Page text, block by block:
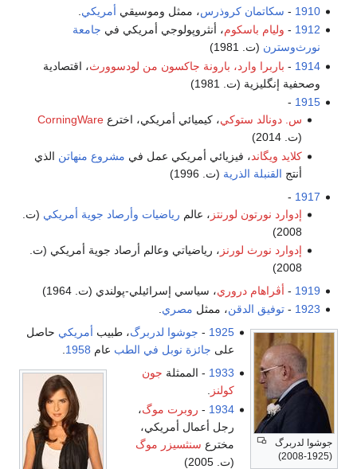
1910
- سكاتمان كروذرس، ممثل وموسيقي أمريكي
1912
- وليام باسكوم، أنثروپولوجي أمريكي في جامعة
نورث‌وسترن (ت. 1981)
1914
- باربرا وارد، بارونة جاكسون من لودسوورث، اقتصادية
وصحفية إنگليزية (ت. 1981)
1915
-
س. دونالد ستوكي، كيميائي أمريكي، اخترع CorningWare
(ت. 2014)
كلايد ويگاند، فيزيائي أمريكي عمل في مشروع منهاتن الذي
أنتج القنبلة الذرية (ت. 1996)
1917
-
إدوارد نورتون لورنتز ، عالم رياضيات وأرصاد جوية أمريكي (ت.
2008)
إدوارد نورث لورنز ، رياضياتي وعالم أرصاد جوية أمريكي (ت.
2008)
1919
- أڤراهام دروري، سياسي إسرائيلي-پولندي (ت. 1964)
1923
-توفيق الدقن، ممثل مصري.
جوشوا لدربرگ
(1925-2008)
1925
- جوشوا لدربرگ، طبيب أمريكي حاصل
على جائزة نوبل في الطب عام 1958
.
1933 - الممثلة جون
كولنز .
1934
- روبرت موگ،
رجل أعمال أمريكي،
مخترع سنثسيزر موگ
(ت. 2005)